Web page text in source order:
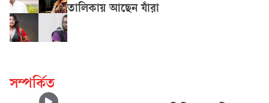
তালিকায় আছেন যাঁরা
সম্পর্কিত